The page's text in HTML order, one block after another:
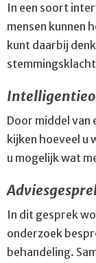
In een soort
mensen kunnen
kunt daarbij
Door middel van
kijken hoeveel u
u mogelijk wat
In dit gesprek
onderzoek
behandeling.